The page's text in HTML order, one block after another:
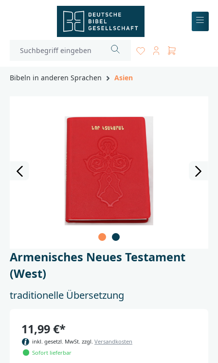
Bibeln in anderen Sprachen Asien
Armenisches Neues Testament
(West)
traditionelle Übersetzung
11,99 €*
inkl. gesetzl. MwSt. zzgl. Versandkosten
Sofort lieferbar